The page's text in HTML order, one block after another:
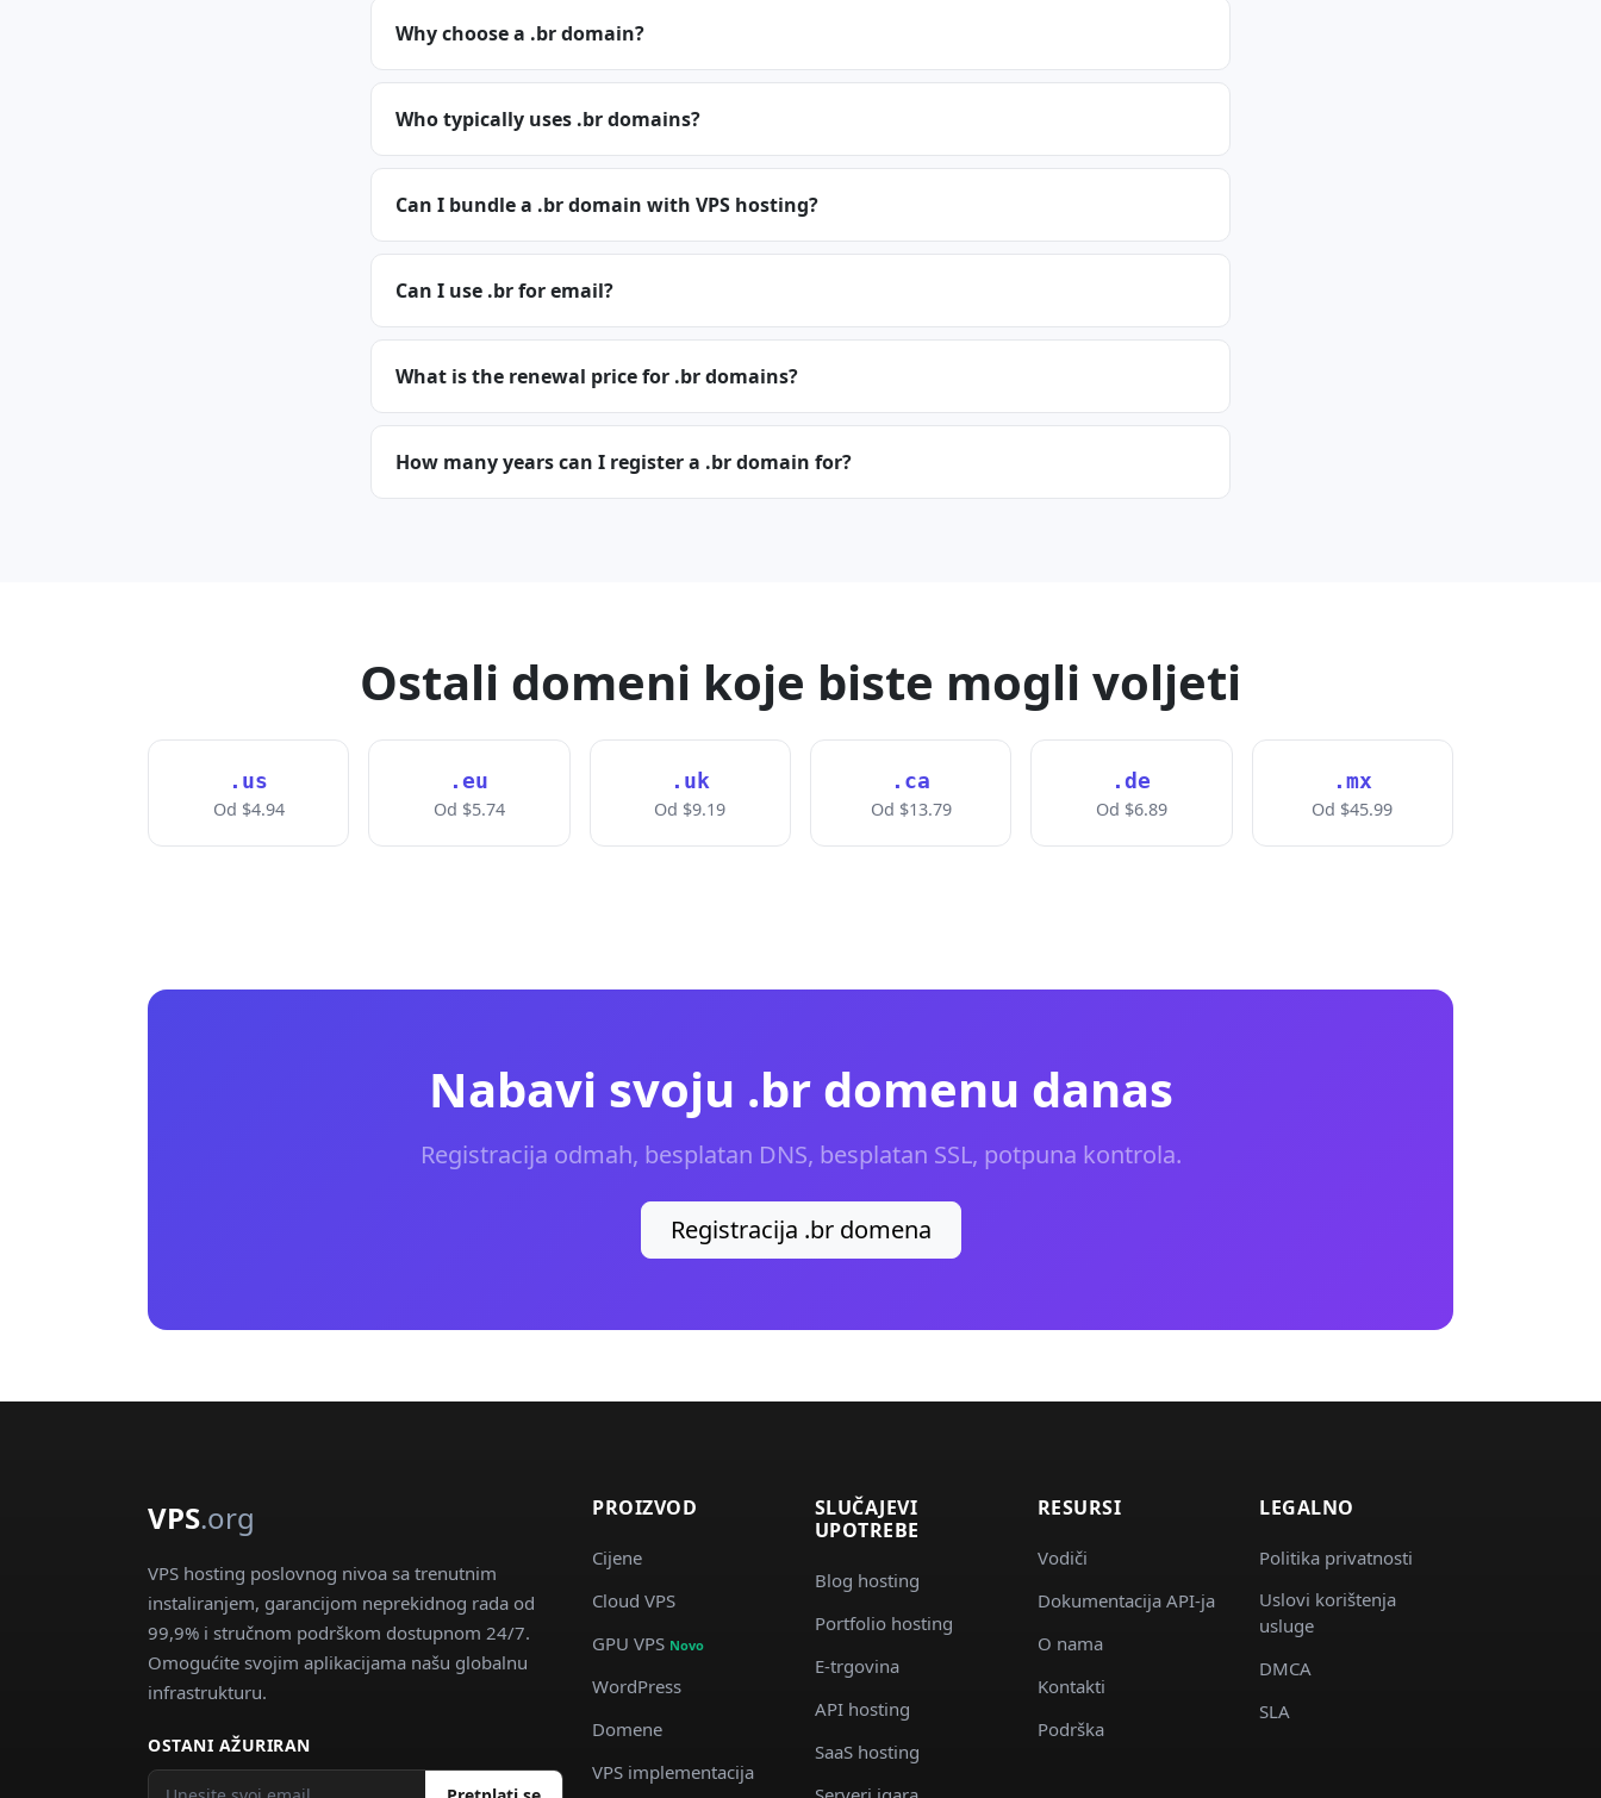
Why choose a .br domain?
Who typically uses .br domains?
Can I bundle a .br domain with VPS hosting?
Can I use .br for email?
What is the renewal price for .br domains?
How many years can I register a .br domain for?
Ostali domeni koje biste mogli voljeti
.us
Od $4.94
.eu
Od $5.74
.uk
Od $9.19
.ca
Od $13.79
.de
Od $6.89
.mx
Od $45.99
Nabavi svoju .br domenu danas
Registracija odmah, besplatan DNS, besplatan SSL, potpuna kontrola.
Registracija .br domena
VPS.org
VPS hosting poslovnog nivoa sa trenutnim
instaliranjem, garancijom neprekidnog rada od
99,9% i stručnom podrškom dostupnom 24/7.
Omogućite svojim aplikacijama našu globalnu
infrastrukturu.
OSTANI AŽURIRAN
PROIZVOD
Cijene
Cloud VPS
GPU VPS Novo
WordPress
Domene
VPS implementacija
SLUČAJEVI
UPOTREBE
Blog hosting
Portfolio hosting
E-trgovina
API hosting
SaaS hosting
RESURSI
Vodiči
Dokumentacija API-ja
O nama
Kontakti
Podrška
LEGALNO
Politika privatnosti
Uslovi korištenja
usluge
DMCA
SLA